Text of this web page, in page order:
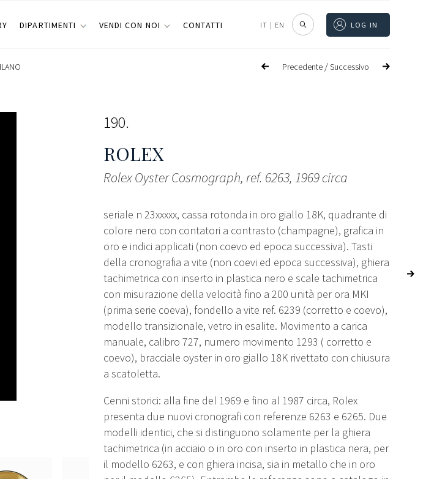
DIPARTIMENTI VENDI CON NOI CONTATTI IT | EN LOG IN
Precedente /Successivo
190
ROLEX
Rolex Oyster Cosmograph, ref. 6263, 1969 circa
seriale n 23xxxxx, cassa rotonda in oro giallo 18K, quadrante di
colore nero con contatori a contrasto (champagne), grafica in
oro e indici applicati (non coevo ed epoca successiva). Tasti
della cronografia a vite (non coevi ed epoca successiva), ghiera
tachimetrica con inserto in plastica nero e scale tachimetrica
con misurazione della velocità fino a 200 unità per ora MKI
(prima serie coeva), fondello a vite ref. 6239 (corretto e coevo),
modello transizionale, vetro in esalite. Movimento a carica
manuale, calibro 727, numero movimento 1293 ( corretto e
coevo), bracciale oyster in oro giallo 18K rivettato con chiusura
a scatoletta.
Cenni storici: alla fine del 1969 e fino al 1987 circa, Rolex
presenta due nuovi cronografi con referenze 6263 e 6265. Due
modelli identici, che si distinguono solamente per la ghiera
tachimetrica (in acciaio o in oro con inserto in plastica nera, per
il modello 6263, e con ghiera incisa, sia in metallo che in oro